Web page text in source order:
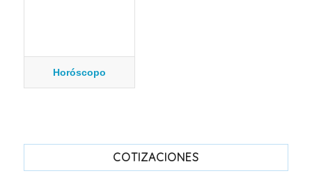
Horóscopo
COTIZACIONES